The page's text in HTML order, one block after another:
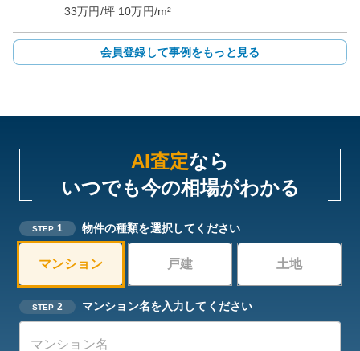
33万円/坪 10万円/m²
会員登録して事例をもっと見る
AI査定なら
いつでも今の相場がわかる
STEP 1 物件の種類を選択してください
マンション 戸建 土地
STEP 2 マンション名を入力してください